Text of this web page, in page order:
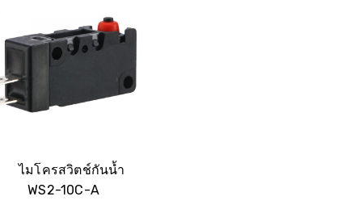
ไมโครสวิตช์กันน้ำ
WS2-10C-A